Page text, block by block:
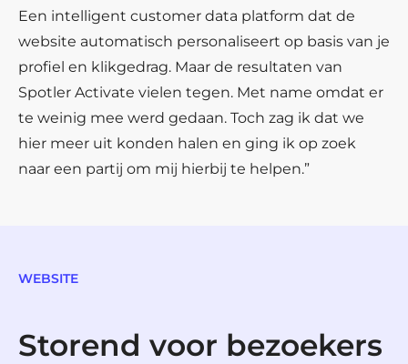
Een intelligent customer data platform dat de
website automatisch personaliseert op basis van je
profiel en klikgedrag. Maar de resultaten van
Spotler Activate vielen tegen. Met name omdat er
te weinig mee werd gedaan. Toch zag ik dat we
hier meer uit konden halen en ging ik op zoek
naar een partij om mij hierbij te helpen.”
WEBSITE
Storend voor bezoekers